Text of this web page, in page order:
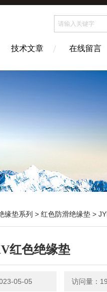
技术文章 在线留言
缘垫系列 > 红色防滑绝缘垫 >
红色绝缘垫
05-05 访问量：